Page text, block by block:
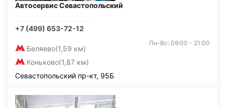
Автосервис Севастопольский
+7 (499) 653-72-12
Беляево(1,59 км)
Коньково(1,87 км)
Пн-Вс: 09:00 - 21:00
Севастопольский пр-кт, 95Б